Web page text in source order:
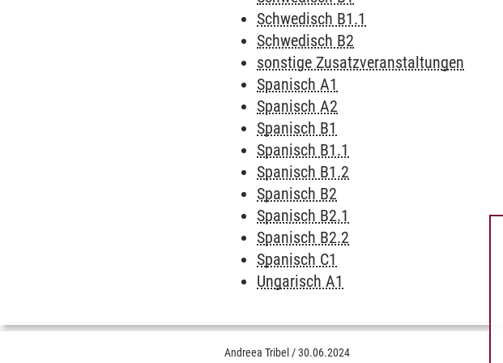
Schwedisch B1.1
Schwedisch B2
sonstige Zusatzveranstaltungen
Spanisch A1
Spanisch A2
Spanisch B1
Spanisch B1.1
Spanisch B1.2
Spanisch B2
Spanisch B2.1
Spanisch B2.2
Spanisch C1
Ungarisch A1
Andreea Tribel /30.06.2024